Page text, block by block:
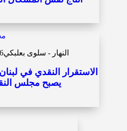
النهار - سلوى بعلبكي
الاستقرار النقدي في
يصبح مجلس